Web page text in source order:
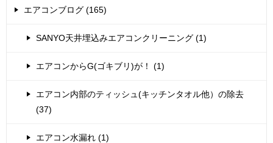
エアコンブログ (165)
SANYO天井埋込みエアコンクリーニング (1)
エアコンからG(ゴキブリ)が！ (1)
エアコン内部のティッシュ(キッチンタオル他）の除去
(37)
エアコン水漏れ (1)